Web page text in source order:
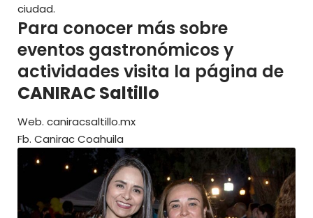
ciudad.
Para conocer más sobre
eventos gastronómicos y
actividades visita la página de
CANIRAC Saltillo
Web. caniracsaltillo.mx
Fb. Canirac Coahuila